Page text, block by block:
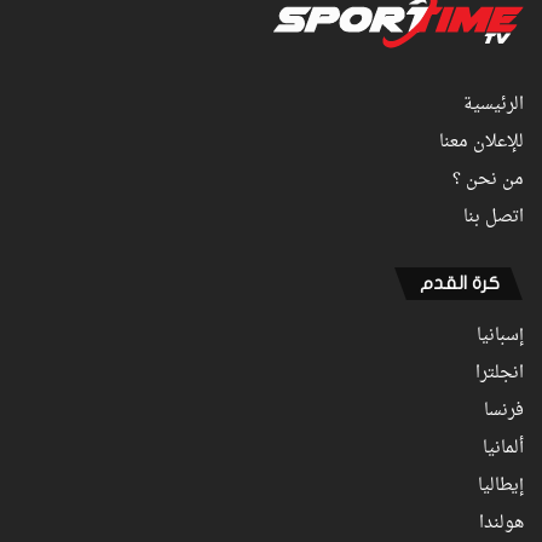
الرئيسية
للإعلان معنا
من نحن ؟
اتصل بنا
كرة القدم
إسبانيا
انجلترا
فرنسا
ألمانيا
إيطاليا
هولندا